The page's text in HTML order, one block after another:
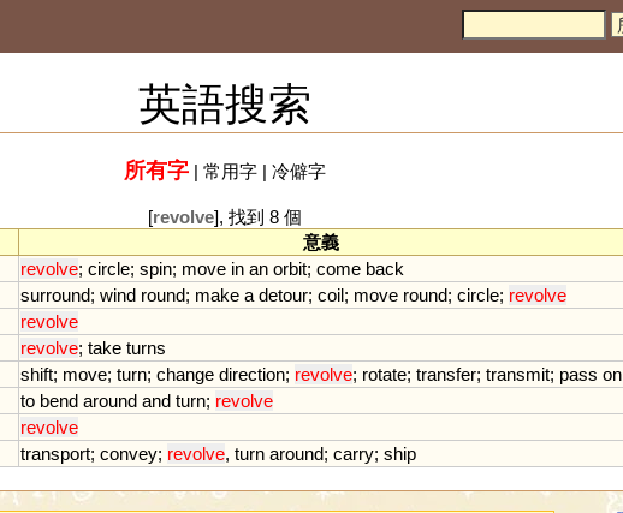
英語搜索
所有字| 常用字| 冷僻字
[revolve], 找到 8 個
意義
revolve; circle; spin; move in an orbit; come back
surround; wind round; make a detour; coil; move round; circle; revolve
revolve
revolve; take turns
shift; move; turn; change direction; revolve; rotate; transfer; transmit; pass on
to bend around and turn; revolve
revolve
transport; convey; revolve, turn around; carry; ship